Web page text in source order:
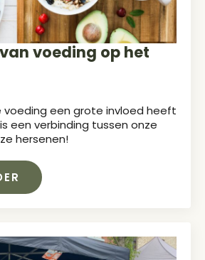
voeding op het
voeding een grote invloed heeft
een verbinding tussen onze
hersenen!